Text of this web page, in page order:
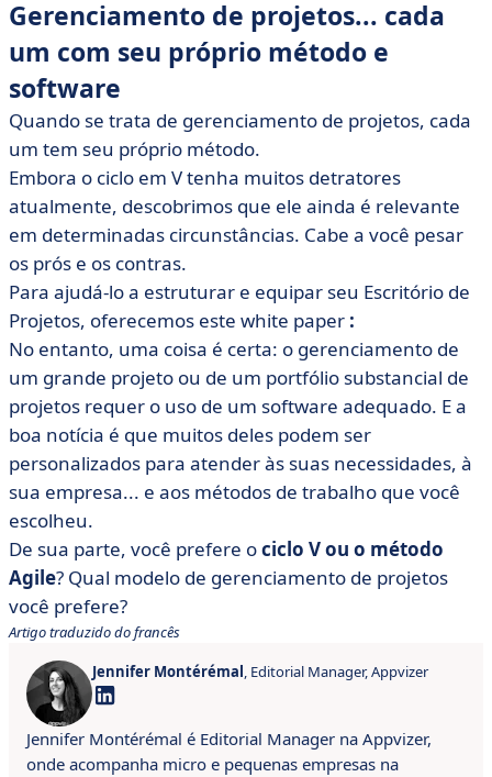
Gerenciamento de projetos... cada
um com seu próprio método e
software
Quando se trata de gerenciamento de projetos, cada
um tem seu próprio método.
Embora o ciclo em V tenha muitos detratores
atualmente, descobrimos que ele ainda é relevante
em determinadas circunstâncias. Cabe a você pesar
os prós e os contras.
Para ajudá-lo a estruturar e equipar seu Escritório de
Projetos, oferecemos este white paper :
No entanto, uma coisa é certa: o gerenciamento de
um grande projeto ou de um portfólio substancial de
projetos requer o uso de um software adequado. E a
boa notícia é que muitos deles podem ser
personalizados para atender às suas necessidades, à
sua empresa... e aos métodos de trabalho que você
escolheu.
De sua parte, você prefere ociclo V ou o método
Agile? Qual modelo de gerenciamento de projetos
você prefere?
Artigo traduzido do francês
Jennifer Montérémal, Editorial Manager, Appvizer
Jennifer Montérémal é Editorial Manager na Appvizer,
onde acompanha micro e pequenas empresas na